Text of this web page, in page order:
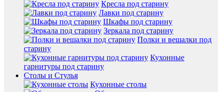
Кресла под старину
Лавки под старину
Шкафы под старину
Зеркала под старину
Полки и вешалки под
старину
Кухонные
гарнитуры под старину
Столы и Стулья
Кухонные столы